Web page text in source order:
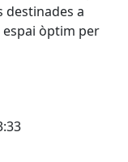
destinades a
òptim per